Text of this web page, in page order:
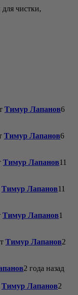
чистки,
Тимур Лапанов6
Тимур Лапанов6
Тимур Лапанов11
Тимур Лапанов11
Тимур Лапанов1
Тимур Лапанов2
2 года назад
Тимур Лапанов2